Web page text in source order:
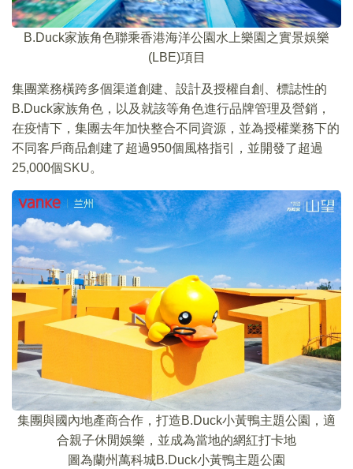
B.Duck家族角色聯乘香港海洋公園水上樂園之實景娛樂
(LBE)項目
集團業務橫跨多個渠道創建、設計及授權自創、標誌性的
B.Duck家族角色，以及就該等角色進行品牌管理及營銷，
在疫情下，集團去年加快整合不同資源，並為授權業務下的
不同客戶商品創建了超過950個風格指引，並開發了超過
25,000個SKU。
集團與國內地產商合作，打造B.Duck小黃鴨主題公園，適
合親子休閒娛樂，並成為當地的網紅打卡地
圖為蘭州萬科城B.Duck小黃鴨主題公園